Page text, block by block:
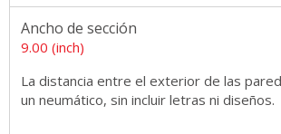
Ancho de sección
9.00 (inch)
La distancia entre el exterior de las
un neumático, sin incluir letras ni diseños.